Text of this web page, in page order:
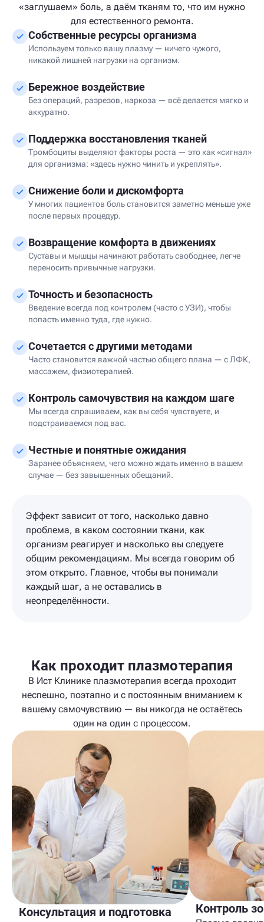
«заглушаем» боль, а даём тканям то, что им нужно
для естественного ремонта.
Собственные ресурсы организма
Используем только вашу плазму — ничего чужого,
никакой лишней нагрузки на организм.
Бережное воздействие
Без операций, разрезов, наркоза — всё делается мягко и
аккуратно.
Поддержка восстановления тканей
Тромбоциты выделяют факторы роста — это как «сигнал»
для организма: «здесь нужно чинить и укреплять».
Снижение боли и дискомфорта
У многих пациентов боль становится заметно меньше уже
после первых процедур.
Возвращение комфорта в движениях
Суставы и мышцы начинают работать свободнее, легче
переносить привычные нагрузки.
Точность и безопасность
Введение всегда под контролем (часто с УЗИ), чтобы
попасть именно туда, где нужно.
Сочетается с другими методами
Часто становится важной частью общего плана — с ЛФК,
массажем, физиотерапией.
Контроль самочувствия на каждом шаге
Мы всегда спрашиваем, как вы себя чувствуете, и
подстраиваемся под вас.
Честные и понятные ожидания
Заранее объясняем, чего можно ждать именно в вашем
случае — без завышенных обещаний.
Эффект зависит от того, насколько давно
проблема, в каком состоянии ткани, как
организм реагирует и насколько вы следуете
общим рекомендациям. Мы всегда говорим об
этом открыто. Главное, чтобы вы понимали
каждый шаг, а не оставались в
неопределённости.
Как проходит плазмотерапия
В Ист Клинике плазмотерапия всегда проходит
неспешно, поэтапно и с постоянным вниманием к
вашему самочувствию — вы никогда не остаётесь
один на один с процессом.
Консультация и подготовка
Контроль